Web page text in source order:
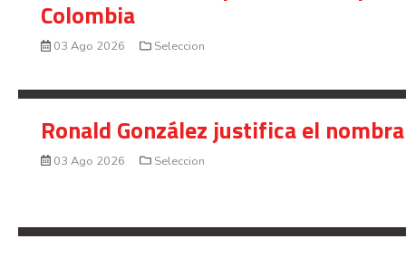
Colombia
03 Ago 2026 Seleccion
Ronald González justifica el
03 Ago 2026 Seleccion